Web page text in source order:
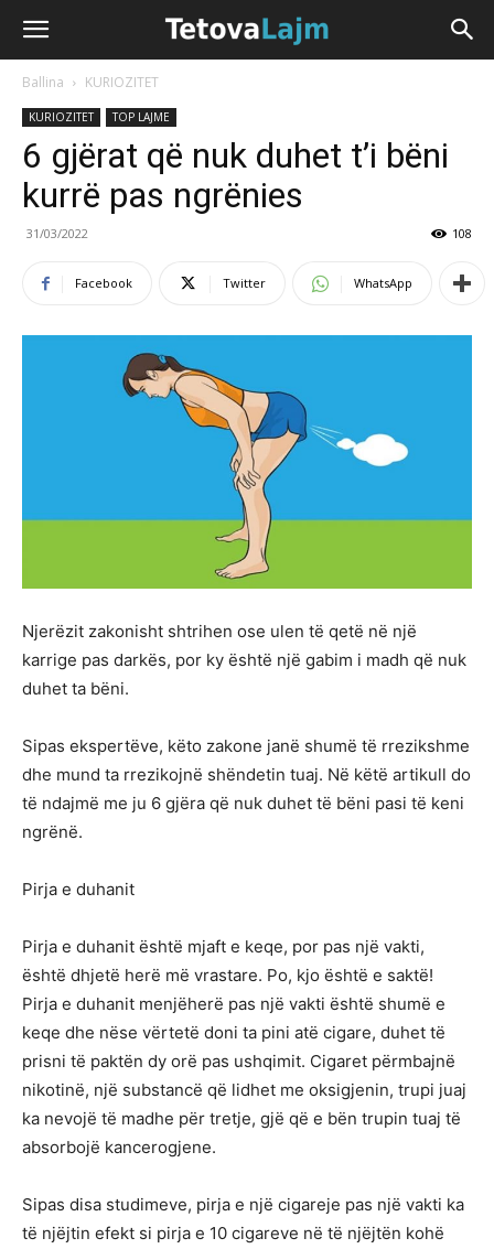
Ballina KURIOZITET
KURIOZITET TOP LAJME
6 gjërat që nuk duhet t’i bëni
kurrë pas ngrënies
31/03/2022 108
Facebook Twitter WhatsApp
Njerëzit zakonisht shtrihen ose ulen të qetë në një
karrige pas darkës, por ky është një gabim i madh që nuk
duhet ta bëni.
Sipas ekspertëve, këto zakone janë shumë të rrezikshme
dhe mund ta rrezikojnë shëndetin tuaj. Në këtë artikull do
të ndajmë me ju 6 gjëra që nuk duhet të bëni pasi të keni
ngrënë.
Pirja e duhanit
Pirja e duhanit është mjaft e keqe, por pas një vakti,
është dhjetë herë më vrastare. Po, kjo është e saktë!
Pirja e duhanit menjëherë pas një vakti është shumë e
keqe dhe nëse vërtetë doni ta pini atë cigare, duhet të
prisni të paktën dy orë pas ushqimit. Cigaret përmbajnë
nikotinë, një substancë që lidhet me oksigjenin, trupi juaj
ka nevojë të madhe për tretje, gjë që e bën trupin tuaj të
absorbojë kancerogjene.
Sipas disa studimeve, pirja e një cigareje pas një vakti ka
të njëjtin efekt si pirja e 10 cigareve në të njëjtën kohë